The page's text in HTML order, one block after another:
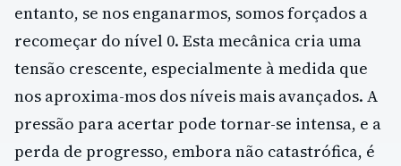
entanto, se nos enganarmos, somos forçados a
recomeçar do nível 0. Esta mecânica cria uma
tensão crescente, especialmente à medida que
nos aproxima-mos dos níveis mais avançados. A
pressão para acertar pode tornar-se intensa, e a
perda de progresso, embora não catastrófica, é